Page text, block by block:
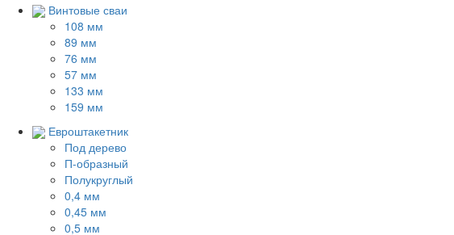
Винтовые сваи
108 мм
89 мм
76 мм
57 мм
133 мм
159 мм
Евроштакетник
Под дерево
П-образный
Полукруглый
0,4 мм
0,45 мм
0,5 мм